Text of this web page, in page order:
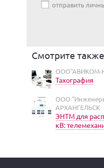
отправить
Смотрите также
ООО"АВИКОМ-
Тахография
ООО
АРХАНГЕЛЬСК
ЭНТМ для
кВ: